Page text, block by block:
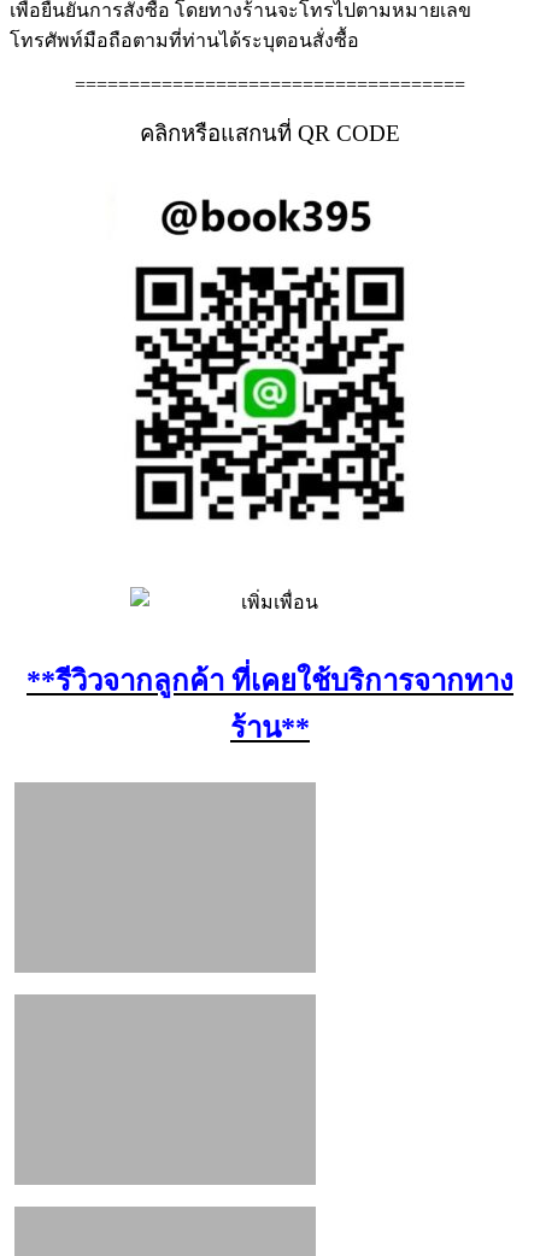
เพื่อยืนยันการสั่งซื้อ โดยทางร้านจะโทรไปตามหมายเลข
โทรศัพท์มือถือตามที่ท่านได้ระบุตอนสั่งซื้อ
====================================
คลิกหรือแสกนที่ QR CODE
**รีวิวจากลูกค้า ที่เคยใช้บริการจากทาง
ร้าน**